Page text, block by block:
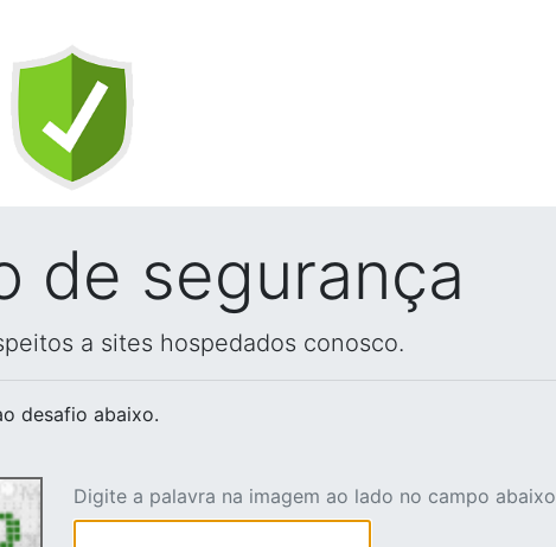
de segurança
a sites hospedados conosco.
desafio abaixo.
Digite a palavra na imagem ao lado no campo abaixo